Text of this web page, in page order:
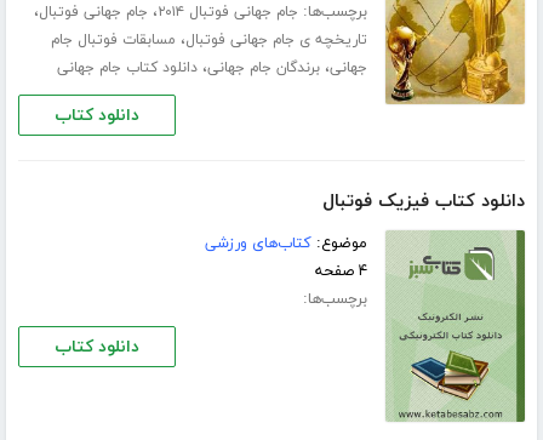
برچسب‌ها: جام جهانی فوتبال ۲۰۱۴ ، جام جهانی فوتبال،
تاریخچه ی جام جهانی فوتبال، مسابقات فوتبال جام
جهانی،برندگان جام جهانی،دانلود کتاب جام جهانی
دانلود کتاب
دانلود کتاب فیزیک فوتبال
موضوع:کتاب‌های ورزشی
۴ صفحه
برچسب‌ها:
دانلود کتاب